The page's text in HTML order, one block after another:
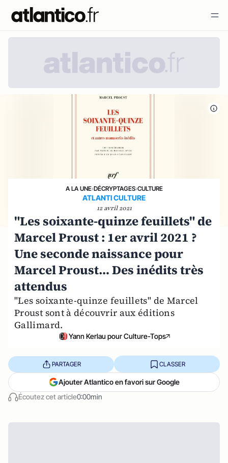
A LA UNE›DÉCRYPTAGES›CULTURE
ATLANTI CULTURE
12 avril 2021
"Les soixante-quinze feuillets" de
Marcel Proust : 1er avril 2021 ?
Une seconde naissance pour
Marcel Proust… Des inédits très
attendus
"Les soixante-quinze feuillets" de Marcel
Proust sont à découvrir aux éditions
Gallimard.
Yann Kerlau pour Culture-Tops
Écoutez cet article0:00min
PARTAGER CLASSER
Ajouter Atlantico en favori sur Google